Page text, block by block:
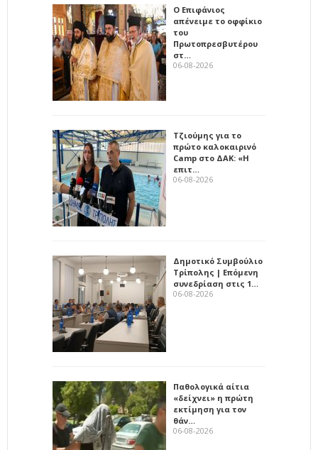
Ο Επιφάνιος
απένειμε το οφφίκιο
του
Πρωτοπρεσβυτέρου
στ…
06-08-2026
Τζιούμης για το
πρώτο καλοκαιρινό
Camp στο ΔΑΚ: «Η
επιτ…
06-08-2026
Δημοτικό Συμβούλιο
Τρίπολης | Επόμενη
συνεδρίαση στις 1…
06-08-2026
Παθολογικά αίτια
«δείχνει» η πρώτη
εκτίμηση για τον
θάν…
06-08-2026